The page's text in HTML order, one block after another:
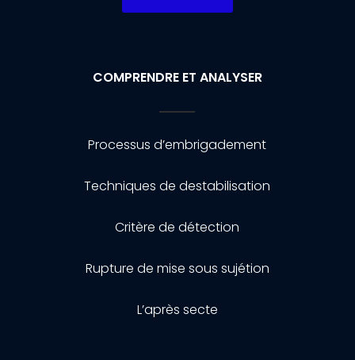
COMPRENDRE ET ANALYSER
Processus d’embrigadement
Techniques de destabilisation
Critère de détection
Rupture de mise sous sujétion
L’après secte